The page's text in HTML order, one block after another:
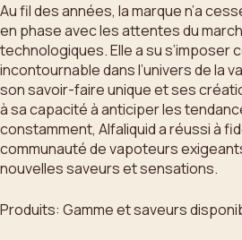
Au fil des années, la marque n’a
en phase avec les attentes du
technologiques. Elle a su s’imposer
incontournable dans l’univers de la
son savoir-faire unique et ses
à sa capacité à anticiper les
constamment, Alfaliquid a réussi à
communauté de vapoteurs
nouvelles saveurs et sensations.
Produits: Gamme et saveurs